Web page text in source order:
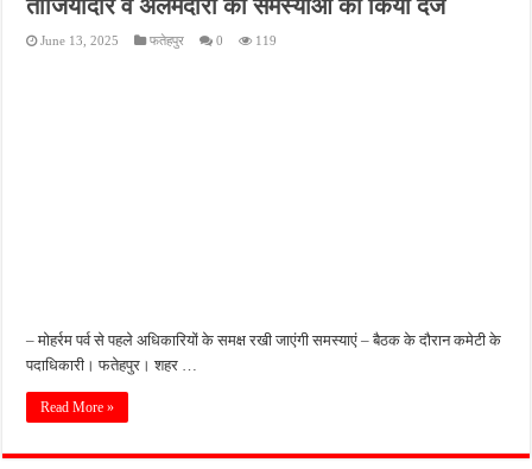
पीएमजीएसवाई सड़क की हालत पर फिर उठे सवाल, ग्रामीणों ने गड्ढों और जलभराव की बताई
ताजियादार व अलमदारों की समस्याओं को किया दर्ज
June 13, 2025 फतेहपुर 0 119
– मोहर्रम पर्व से पहले अधिकारियों के समक्ष रखी जाएंगी समस्याएं – बैठक के दौरान कमेटी के
पदाधिकारी। फतेहपुर। शहर …
Read More »